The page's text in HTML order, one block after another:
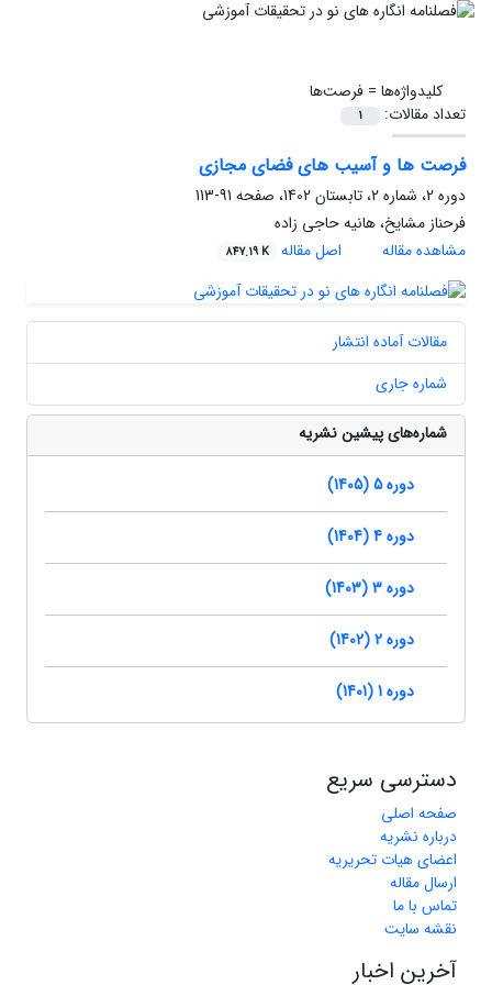
کلیدواژه‌ها =فرصت‌ها
تعداد مقالات:
1
فرصت ها و آسیب های فضای مجازی
دوره 2، شماره 2، تابستان 1402، صفحه
91-113
فرحناز مشایخ، هانیه حاجی زاده
مشاهده مقاله
اصل مقاله 847.19 K
مقالات آماده انتشار
شماره جاری
شماره‌های پیشین نشریه
دوره 5 (1405)
دوره 4 (1404)
دوره 3 (1403)
دوره 2 (1402)
دوره 1 (1401)
دسترسی سریع
صفحه اصلی
درباره نشریه
اعضای هیات تحریریه
ارسال مقاله
تماس با ما
نقشه سایت
آخرین اخبار